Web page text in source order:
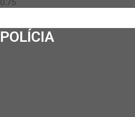
POLÍCIA